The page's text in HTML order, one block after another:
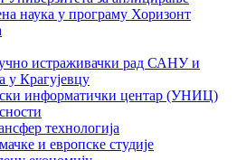
наука у програму Хоризонт
истраживачки рад САНУ и
у Крагујевцу
информатички центар (УНИЦ)
технологија
и европске студије